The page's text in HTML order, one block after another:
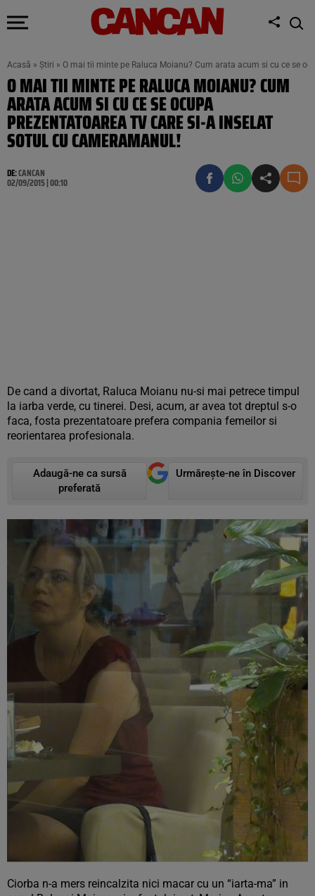
Acasă » Știri » O mai tii minte pe Raluca Moianu? Cum arata acum si cu ce se
O MAI TII MINTE PE RALUCA MOIANU? CUM
ARATA ACUM SI CU CE SE OCUPA
PREZENTATOAREA TV CARE SI-A INSELAT
SOTUL CU CAMERAMANUL!
DE:CANCAN
02/09/2015 | 00:10
De cand a divortat, Raluca Moianu nu-si mai petrece timpul
la iarba verde, cu tinerei. Desi, acum, ar avea tot dreptul s-o
faca, fosta prezentatoare prefera compania femeilor si
reorientarea profesionala.
Adaugă-ne ca sursă
preferată
Urmărește-ne în Discover
Ciorba n-a mers reincalzita nici macar cu un “iarta-ma” in